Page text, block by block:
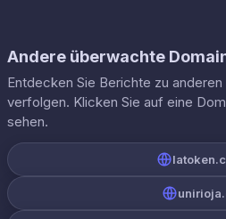
Andere überwachte
Entdecken Sie Berichte zu
verfolgen. Klicken Sie auf eine
sehen.